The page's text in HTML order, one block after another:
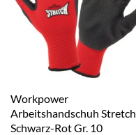
Workpower
Arbeitshandschuh Stretch
Schwarz-Rot Gr. 10